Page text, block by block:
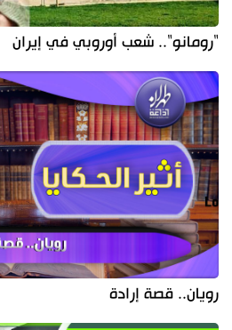
"رومانو".. شعب أوروبي في إيران
رويان.. قصة إرادة